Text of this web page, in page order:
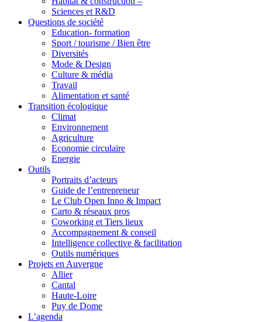
Sciences et R&D
Questions de société
Education- formation
Sport / tourisme / Bien être
Diversités
Mode & Design
Culture & média
Travail
Alimentation et santé
Transition écologique
Climat
Environnement
Agriculture
Economie circulaire
Energie
Outils
Portraits d’acteurs
Guide de l’entrepreneur
Le Club Open Inno & Impact
Carto & réseaux pros
Coworking et Tiers lieux
Accompagnement & conseil
Intelligence collective & facilitation
Outils numériques
Projets en Auvergne
Allier
Cantal
Haute-Loire
Puy de Dome
L’agenda